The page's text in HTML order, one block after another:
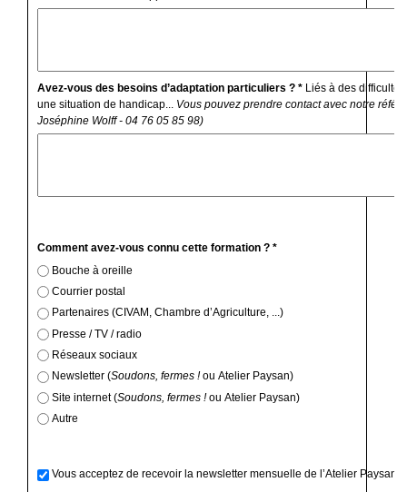
Avez-vous des besoins d’adaptation particuliers ? *Liés à des difficultés
une situation de handicap...
Vous pouvez prendre contact avec notre
Joséphine Wolff - 04 76 05 85 98)
Comment avez-vous connu cette formation ? *
Bouche à oreille
Courrier postal
Partenaires (CIVAM, Chambre d’Agriculture, ...)
Presse / TV / radio
Réseaux sociaux
Newsletter (Soudons, fermes !ou Atelier Paysan)
Site internet (Soudons, fermes !ou Atelier Paysan)
Autre
Vous acceptez de recevoir la newsletter mensuelle de l’Atelier Paysan